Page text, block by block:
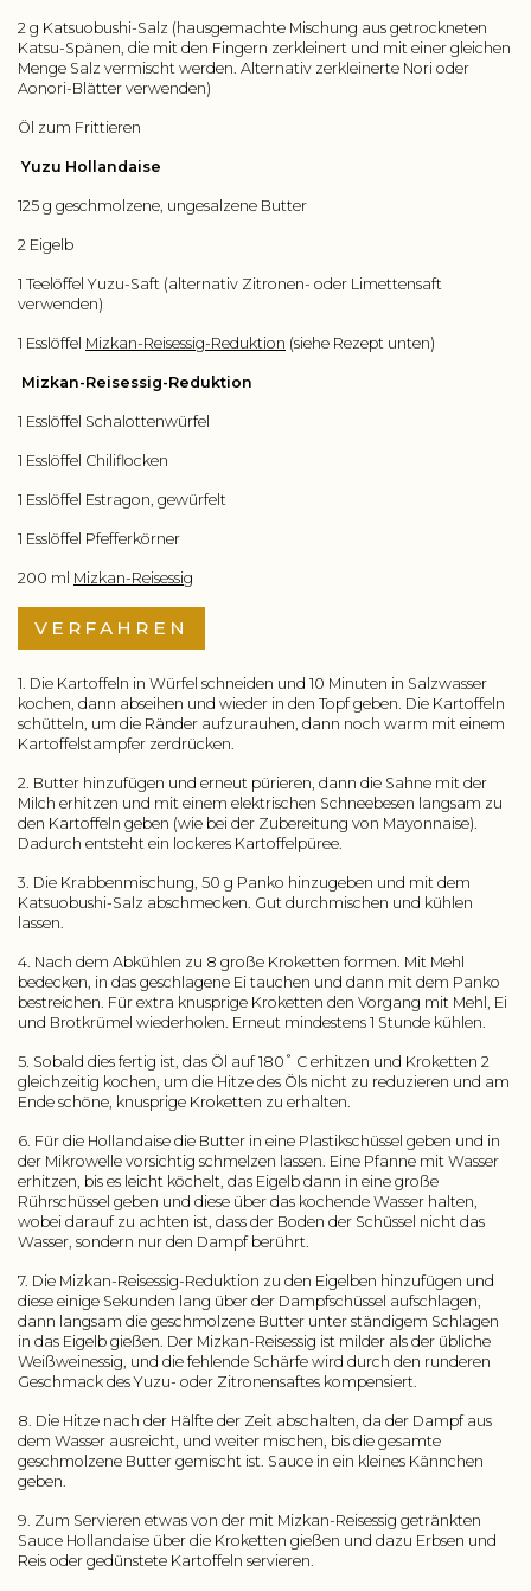
2 g Katsuobushi-Salz (hausgemachte Mischung aus getrockneten
Katsu-Spänen, die mit den Fingern zerkleinert und mit einer gleichen
Menge Salz vermischt werden. Alternativ zerkleinerte Nori oder
Aonori-Blätter verwenden)
Öl zum Frittieren
Yuzu Hollandaise
125 g geschmolzene, ungesalzene Butter
2 Eigelb
1 Teelöffel Yuzu-Saft (alternativ Zitronen- oder Limettensaft
verwenden)
1 Esslöffel Mizkan-Reisessig-Reduktion (siehe Rezept unten)
Mizkan-Reisessig-Reduktion
1 Esslöffel Schalottenwürfel
1 Esslöffel Chiliflocken
1 Esslöffel Estragon, gewürfelt
1 Esslöffel Pfefferkörner
200 ml Mizkan-Reisessig
VERFAHREN
1. Die Kartoffeln in Würfel schneiden und 10 Minuten in Salzwasser
kochen, dann abseihen und wieder in den Topf geben. Die Kartoffeln
schütteln, um die Ränder aufzurauhen, dann noch warm mit einem
Kartoffelstampfer zerdrücken.
2. Butter hinzufügen und erneut pürieren, dann die Sahne mit der
Milch erhitzen und mit einem elektrischen Schneebesen langsam zu
den Kartoffeln geben (wie bei der Zubereitung von Mayonnaise).
Dadurch entsteht ein lockeres Kartoffelpüree.
3. Die Krabbenmischung, 50 g Panko hinzugeben und mit dem
Katsuobushi-Salz abschmecken. Gut durchmischen und kühlen
lassen.
4. Nach dem Abkühlen zu 8 große Kroketten formen. Mit Mehl
bedecken, in das geschlagene Ei tauchen und dann mit dem Panko
bestreichen. Für extra knusprige Kroketten den Vorgang mit Mehl, Ei
und Brotkrümel wiederholen. Erneut mindestens 1 Stunde kühlen.
5. Sobald dies fertig ist, das Öl auf 180˚ C erhitzen und Kroketten 2
gleichzeitig kochen, um die Hitze des Öls nicht zu reduzieren und am
Ende schöne, knusprige Kroketten zu erhalten.
6. Für die Hollandaise die Butter in eine Plastikschüssel geben und in
der Mikrowelle vorsichtig schmelzen lassen. Eine Pfanne mit Wasser
erhitzen, bis es leicht köchelt, das Eigelb dann in eine große
Rührschüssel geben und diese über das kochende Wasser halten,
wobei darauf zu achten ist, dass der Boden der Schüssel nicht das
Wasser, sondern nur den Dampf berührt.
7. Die Mizkan-Reisessig-Reduktion zu den Eigelben hinzufügen und
diese einige Sekunden lang über der Dampfschüssel aufschlagen,
dann langsam die geschmolzene Butter unter ständigem Schlagen
in das Eigelb gießen. Der Mizkan-Reisessig ist milder als der übliche
Weißweinessig, und die fehlende Schärfe wird durch den runderen
Geschmack des Yuzu- oder Zitronensaftes kompensiert.
8. Die Hitze nach der Hälfte der Zeit abschalten, da der Dampf aus
dem Wasser ausreicht, und weiter mischen, bis die gesamte
geschmolzene Butter gemischt ist. Sauce in ein kleines Kännchen
geben.
9. Zum Servieren etwas von der mit Mizkan-Reisessig getränkten
Sauce Hollandaise über die Kroketten gießen und dazu Erbsen und
Reis oder gedünstete Kartoffeln servieren.